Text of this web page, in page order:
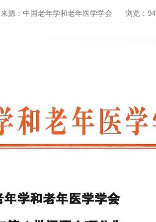
来源：中国老年学和老年医学学会 浏览：